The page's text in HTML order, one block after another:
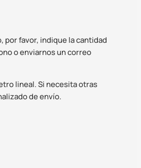
por favor, indique la cantidad
o enviarnos un correo
lineal. Si necesita otras
de envío.